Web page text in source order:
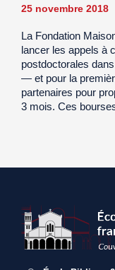
25 novembre 2018
La Fondation
lancer les appels à
postdoctorales
— et pour la
partenaires pour
3 mois. Ces